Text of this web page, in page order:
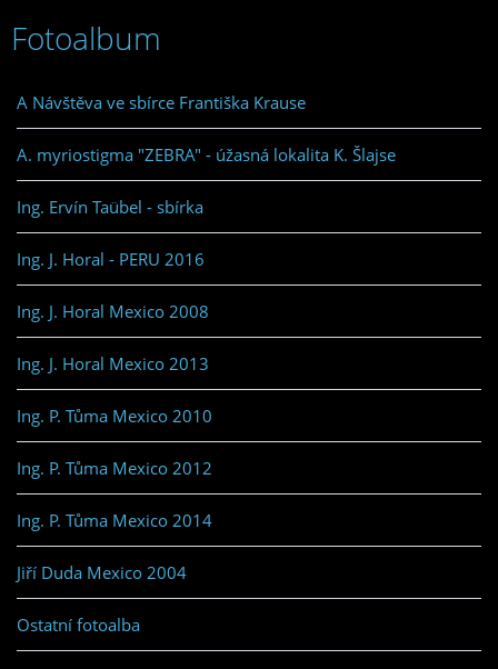
Fotoalbum
A Návštěva ve sbírce Františka Krause
A. myriostigma "ZEBRA" - úžasná lokalita K. Šlajse
Ing. Ervín Taübel - sbírka
Ing. J. Horal - PERU 2016
Ing. J. Horal Mexico 2008
Ing. J. Horal Mexico 2013
Ing. P. Tůma Mexico 2010
Ing. P. Tůma Mexico 2012
Ing. P. Tůma Mexico 2014
Jiří Duda Mexico 2004
Ostatní fotoalba